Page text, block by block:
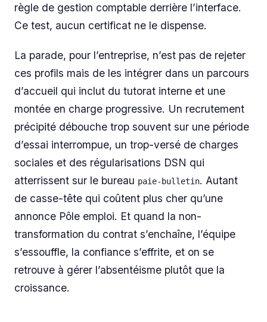
règle de gestion comptable derrière l’interface.
Ce test, aucun certificat ne le dispense.
La parade, pour l’entreprise, n’est pas de rejeter
ces profils mais de les intégrer dans un parcours
d’accueil qui inclut du tutorat interne et une
montée en charge progressive. Un recrutement
précipité débouche trop souvent sur une période
d’essai interrompue, un trop-versé de charges
sociales et des régularisations DSN qui
atterrissent sur le bureau paie-bulletin. Autant
de casse-tête qui coûtent plus cher qu’une
annonce Pôle emploi. Et quand la non-
transformation du contrat s’enchaîne, l’équipe
s’essouffle, la confiance s’effrite, et on se
retrouve à gérer l’absentéisme plutôt que la
croissance.